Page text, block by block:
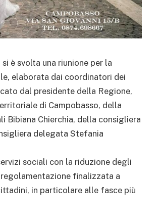
è svolta una riunione per la
elaborata dai coordinatori dei
dal presidente della Regione,
di Campobasso, della
Bibiana Chierchia, della consigliera
delegata Stefania
sociali con la riduzione degli
finalizzata a
in particolare alle fasce più